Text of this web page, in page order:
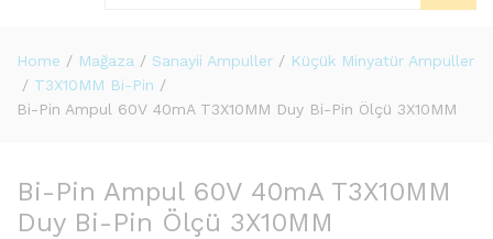
Home / Mağaza / Sanayii Ampuller / Küçük Minyatür Ampuller
/ T3X10MM Bi-Pin /
Bi-Pin Ampul 60V 40mA T3X10MM Duy Bi-Pin Ölçü 3X10MM
Bi-Pin Ampul 60V 40mA T3X10MM
Duy Bi-Pin Ölçü 3X10MM